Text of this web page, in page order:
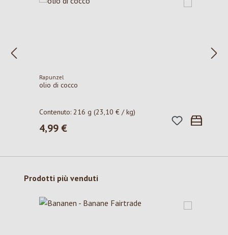
Rapunzel
olio di cocco
Contenuto:216 g(23,10 € / kg)
Prezzo normale:
4,99 €
Salta la galleria dei prodotti
Prodotti più venduti